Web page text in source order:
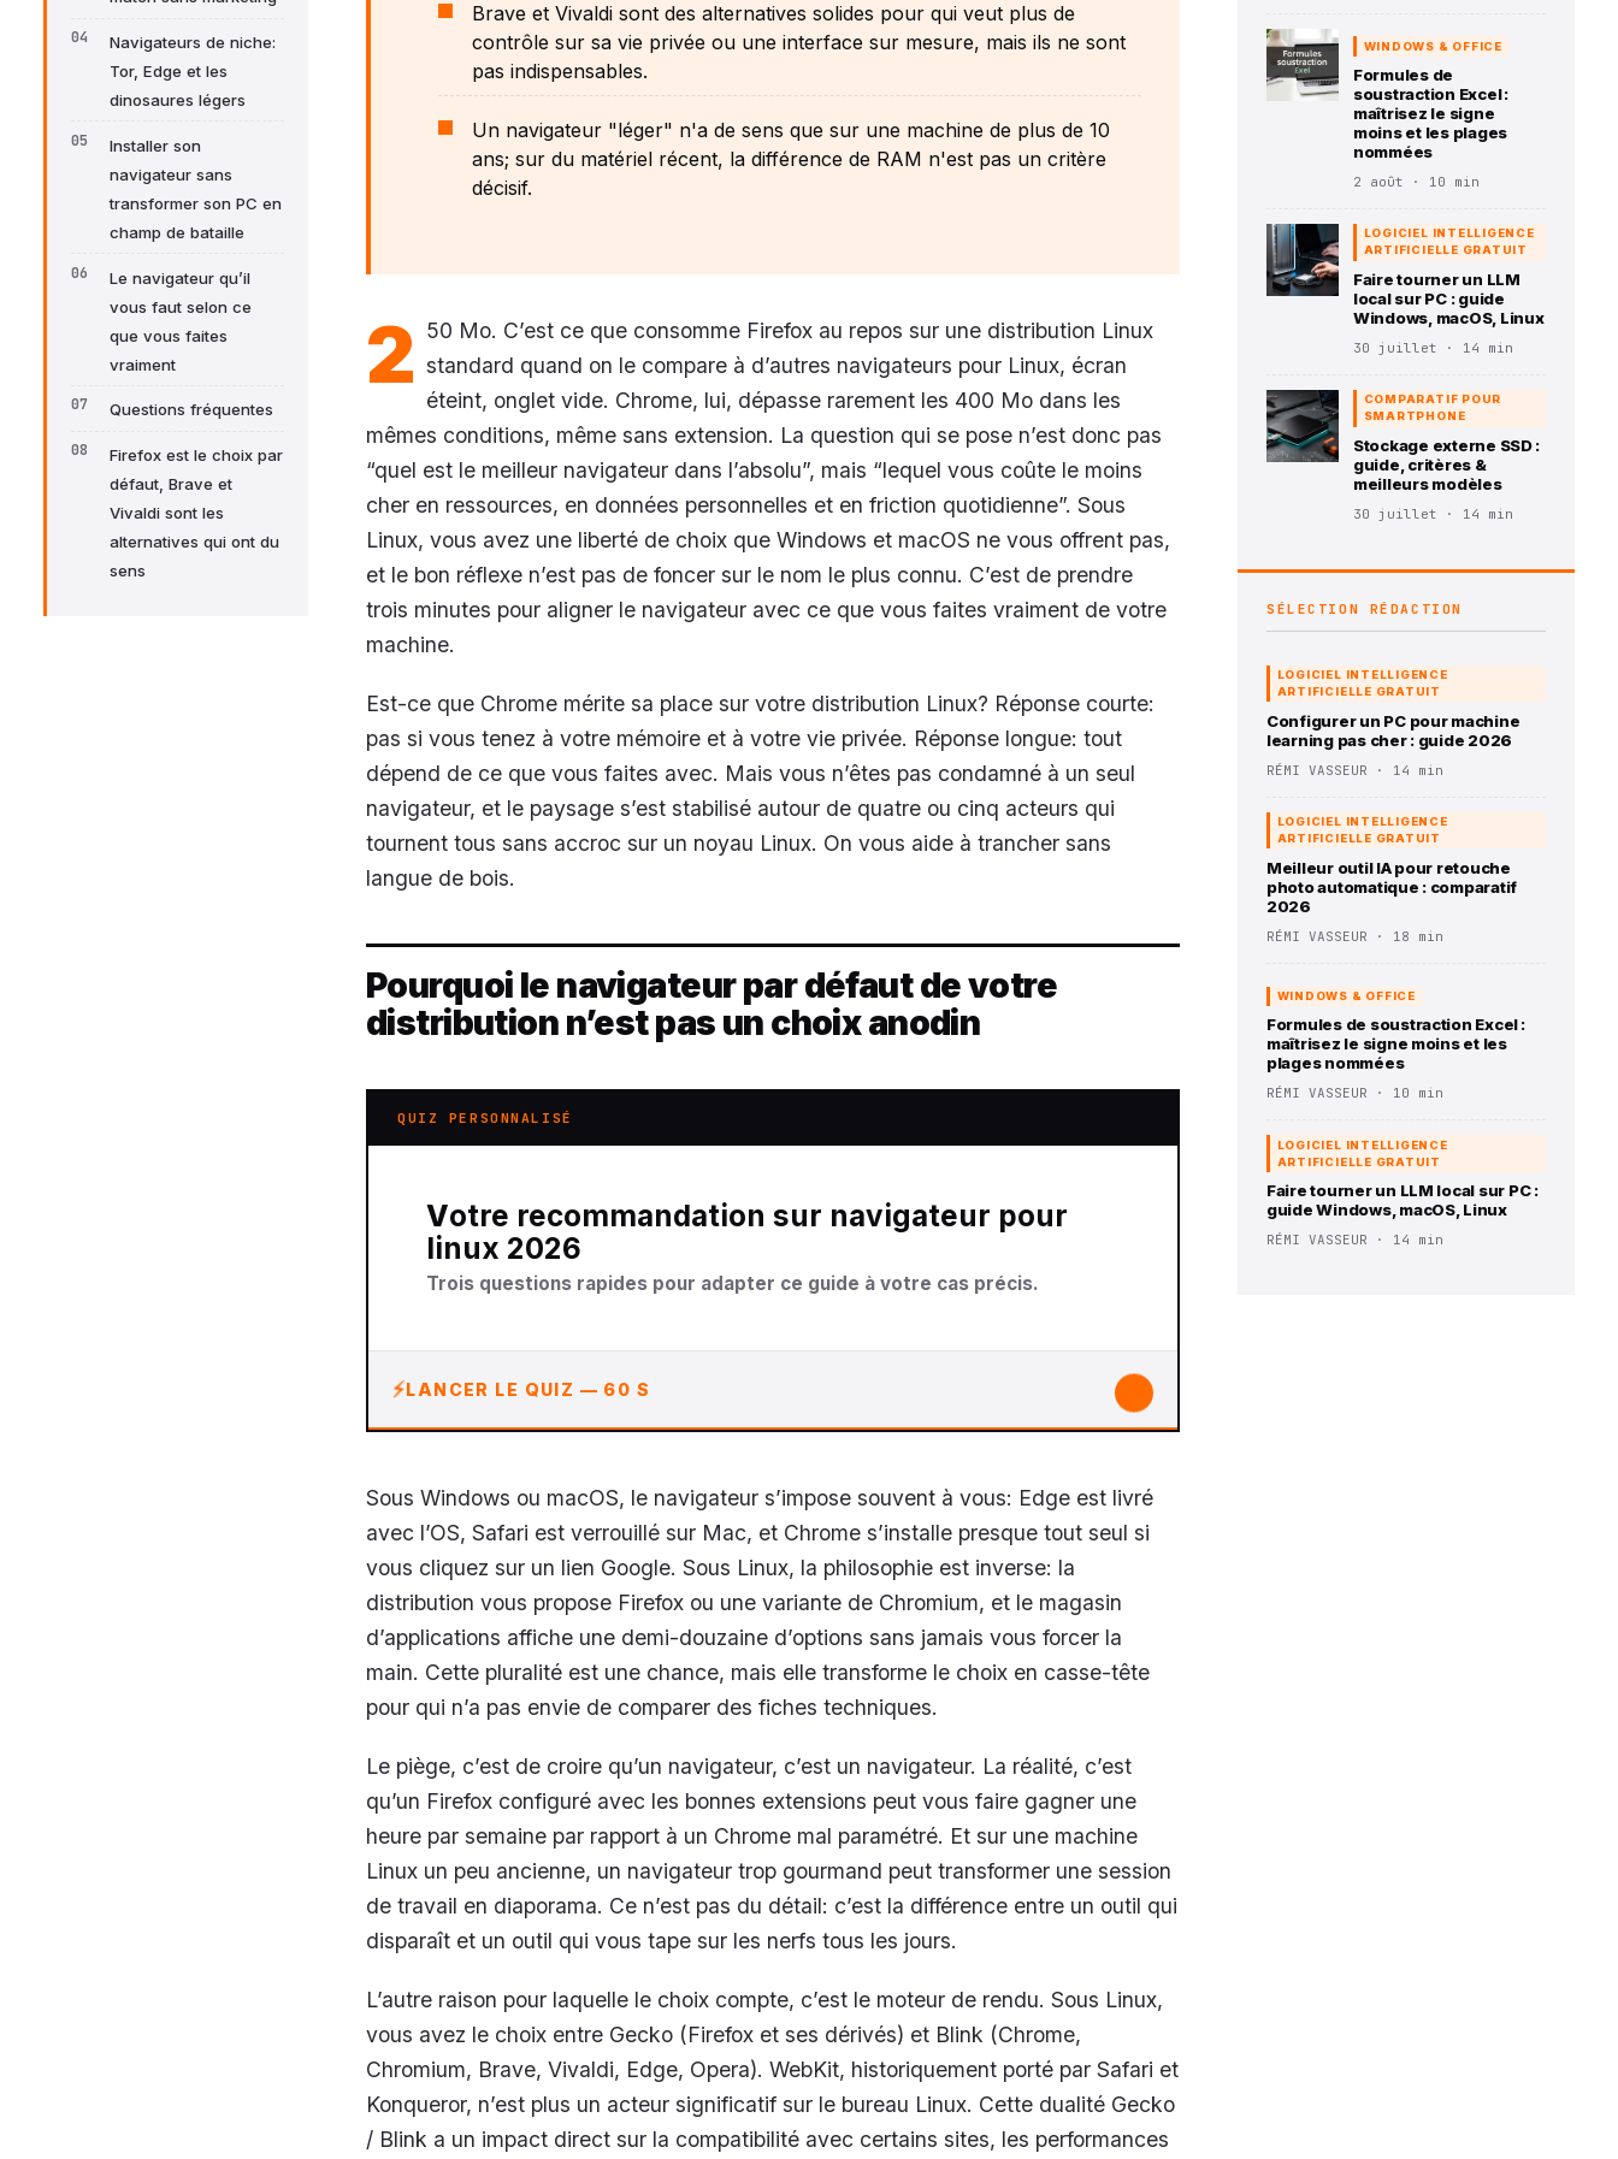
Navigateurs de niche:
Tor, Edge et les
dinosaures légers
Installer son
navigateur sans
transformer son PC en
champ de bataille
Le navigateur qu’il
vous faut selon ce
que vous faites
vraiment
Questions fréquentes
Firefox est le choix par
défaut, Brave et
Vivaldi sont les
alternatives qui ont du
sens
Brave et Vivaldi sont des alternatives solides pour qui veut plus de
contrôle sur sa vie privée ou une interface sur mesure, mais ils ne sont
pas indispensables.
Un navigateur "léger" n'a de sens que sur une machine de plus de 10
ans; sur du matériel récent, la différence de RAM n'est pas un critère
décisif.
2 50 Mo. C’est ce que consomme Firefox au repos sur une distribution Linux
standard quand on le compare à d’autres navigateurs pour Linux, écran
éteint, onglet vide. Chrome, lui, dépasse rarement les 400 Mo dans les
mêmes conditions, même sans extension. La question qui se pose n’est donc pas
“quel est le meilleur navigateur dans l’absolu”, mais “lequel vous coûte le moins
cher en ressources, en données personnelles et en friction quotidienne”. Sous
Linux, vous avez une liberté de choix que Windows et macOS ne vous offrent pas,
et le bon réflexe n’est pas de foncer sur le nom le plus connu. C’est de prendre
trois minutes pour aligner le navigateur avec ce que vous faites vraiment de votre
machine.
Est-ce que Chrome mérite sa place sur votre distribution Linux? Réponse courte:
pas si vous tenez à votre mémoire et à votre vie privée. Réponse longue: tout
dépend de ce que vous faites avec. Mais vous n’êtes pas condamné à un seul
navigateur, et le paysage s’est stabilisé autour de quatre ou cinq acteurs qui
tournent tous sans accroc sur un noyau Linux. On vous aide à trancher sans
langue de bois.
Pourquoi le navigateur par défaut de votre
distribution n’est pas un choix anodin
QUIZ PERSONNALISÉ
Votre recommandation sur navigateur pour
linux 2026
Trois questions rapides pour adapter ce guide à votre cas précis.
LANCER LE QUIZ — 60 S
Sous Windows ou macOS, le navigateur s’impose souvent à vous: Edge est livré
avec l’OS, Safari est verrouillé sur Mac, et Chrome s’installe presque tout seul si
vous cliquez sur un lien Google. Sous Linux, la philosophie est inverse: la
distribution vous propose Firefox ou une variante de Chromium, et le magasin
d’applications affiche une demi-douzaine d’options sans jamais vous forcer la
main. Cette pluralité est une chance, mais elle transforme le choix en casse-tête
pour qui n’a pas envie de comparer des fiches techniques.
Le piège, c’est de croire qu’un navigateur, c’est un navigateur. La réalité, c’est
qu’un Firefox configuré avec les bonnes extensions peut vous faire gagner une
heure par semaine par rapport à un Chrome mal paramétré. Et sur une machine
Linux un peu ancienne, un navigateur trop gourmand peut transformer une session
de travail en diaporama. Ce n’est pas du détail: c’est la différence entre un outil qui
disparaît et un outil qui vous tape sur les nerfs tous les jours.
L’autre raison pour laquelle le choix compte, c’est le moteur de rendu. Sous Linux,
vous avez le choix entre Gecko (Firefox et ses dérivés) et Blink (Chrome,
Chromium, Brave, Vivaldi, Edge, Opera). WebKit, historiquement porté par Safari et
Konqueror, n’est plus un acteur significatif sur le bureau Linux. Cette dualité Gecko
/ Blink a un impact direct sur la compatibilité avec certains sites, les performances
WINDOWS & OFFICE
Formules de
soustraction Excel :
maîtrisez le signe
moins et les plages
nommées
2 août · 10 min
LOGICIEL INTELLIGENCE
ARTIFICIELLE GRATUIT
Faire tourner un LLM
local sur PC : guide
Windows, macOS, Linux
30 juillet · 14 min
COMPARATIF POUR
SMARTPHONE
Stockage externe SSD :
guide, critères &
meilleurs modèles
30 juillet · 14 min
SÉLECTION RÉDACTION
LOGICIEL INTELLIGENCE
ARTIFICIELLE GRATUIT
Configurer un PC pour machine
learning pas cher : guide 2026
RÉMI VASSEUR · 14 min
LOGICIEL INTELLIGENCE
ARTIFICIELLE GRATUIT
Meilleur outil IA pour retouche
photo automatique : comparatif
2026
RÉMI VASSEUR · 18 min
WINDOWS & OFFICE
Formules de soustraction Excel :
maîtrisez le signe moins et les
plages nommées
RÉMI VASSEUR · 10 min
LOGICIEL INTELLIGENCE
ARTIFICIELLE GRATUIT
Faire tourner un LLM local sur PC :
guide Windows, macOS, Linux
RÉMI VASSEUR · 14 min